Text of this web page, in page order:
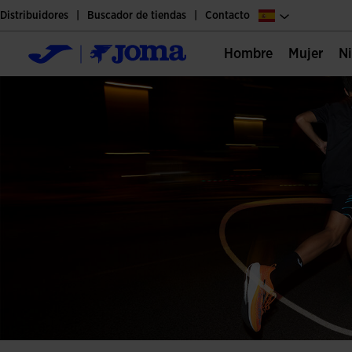
Distribuidores Buscador de tiendas Contacto
Hombre Mujer